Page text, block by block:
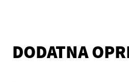
DODATNA